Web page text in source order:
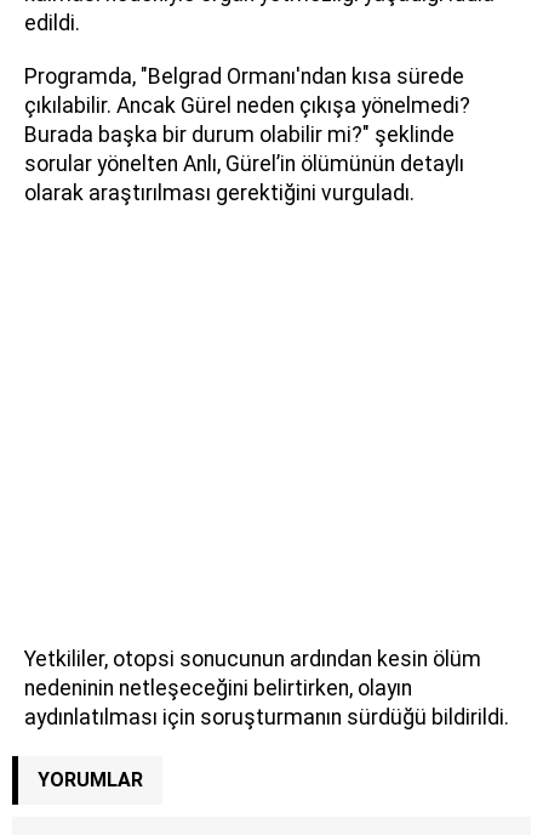
edildi.
Programda, "Belgrad Ormanı'ndan kısa sürede
çıkılabilir. Ancak Gürel neden çıkışa yönelmedi?
Burada başka bir durum olabilir mi?" şeklinde
sorular yönelten Anlı, Gürel’in ölümünün detaylı
olarak araştırılması gerektiğini vurguladı.
Yetkililer, otopsi sonucunun ardından kesin ölüm
nedeninin netleşeceğini belirtirken, olayın
aydınlatılması için soruşturmanın sürdüğü bildirildi.
YORUMLAR